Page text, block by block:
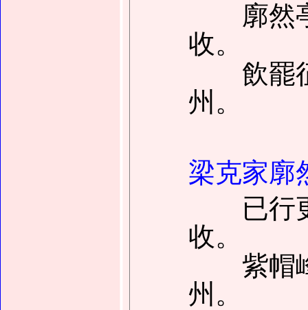
廓然亭
收。
飲罷征
州。
梁克家廓
已行更
收。
紫帽峰
州。